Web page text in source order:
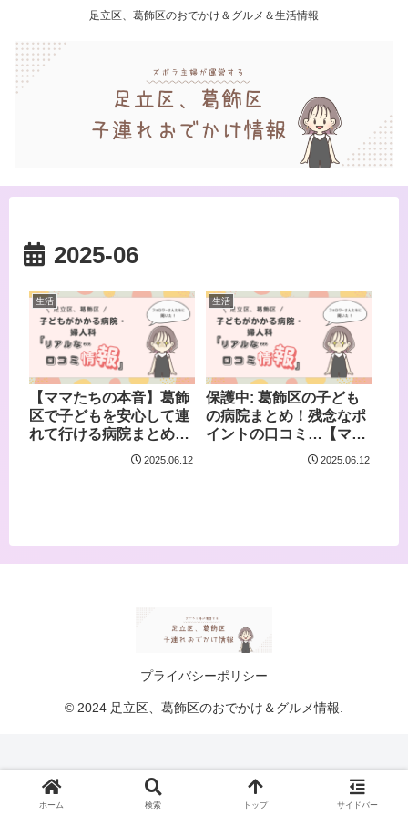
足立区、葛飾区のおでかけ＆グルメ＆生活情報
2025-06
生活
【ママたちの本音】葛飾
区で子どもを安心して連
れて行ける病院まとめ！
フォロワーさんのリアル
2025.06.12
生活
保護中: 葛飾区の子ども
の病院まとめ！残念なポ
イントの口コミ…【ママ
2025.06.12
プライバシーポリシー
© 2024 足立区、葛飾区のおでかけ＆グルメ情報.
ホーム 検索 トップ サイドバー